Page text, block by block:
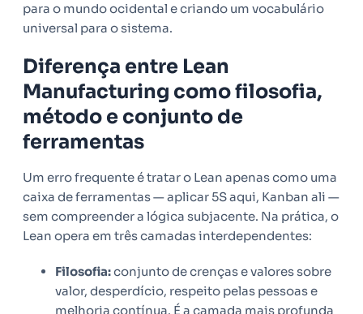
para o mundo ocidental e criando um vocabulário
universal para o sistema.
Diferença entre Lean
Manufacturing como filosofia,
método e conjunto de
ferramentas
Um erro frequente é tratar o Lean apenas como uma
caixa de ferramentas — aplicar 5S aqui, Kanban ali —
sem compreender a lógica subjacente. Na prática, o
Lean opera em três camadas interdependentes:
Filosofia:conjunto de crenças e valores sobre
valor, desperdício, respeito pelas pessoas e
melhoria contínua. É a camada mais profunda